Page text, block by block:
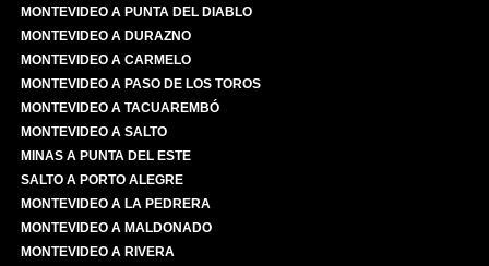
MONTEVIDEO A PUNTA DEL DIABLO
MONTEVIDEO A DURAZNO
MONTEVIDEO A CARMELO
MONTEVIDEO A PASO DE LOS TOROS
MONTEVIDEO A TACUAREMBÓ
MONTEVIDEO A SALTO
MINAS A PUNTA DEL ESTE
SALTO A PORTO ALEGRE
MONTEVIDEO A LA PEDRERA
MONTEVIDEO A MALDONADO
MONTEVIDEO A RIVERA